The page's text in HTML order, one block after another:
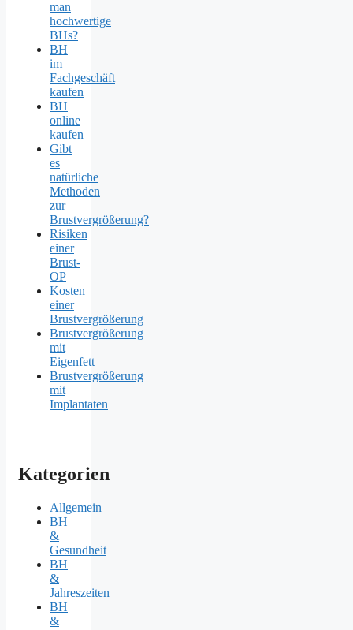
man
hochwertige
BHs?
BH
im
Fachgeschäft
kaufen
BH
online
kaufen
Gibt
es
natürliche
Methoden
zur
Brustvergrößerung?
Risiken
einer
Brust-
OP
Kosten
einer
Brustvergrößerung
Brustvergrößerung
mit
Eigenfett
Brustvergrößerung
mit
Implantaten
Kategorien
Allgemein
BH
&
Gesundheit
BH
&
Jahreszeiten
BH
&